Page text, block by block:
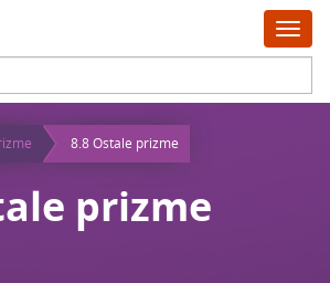
8.8 Ostale prizme
prizme